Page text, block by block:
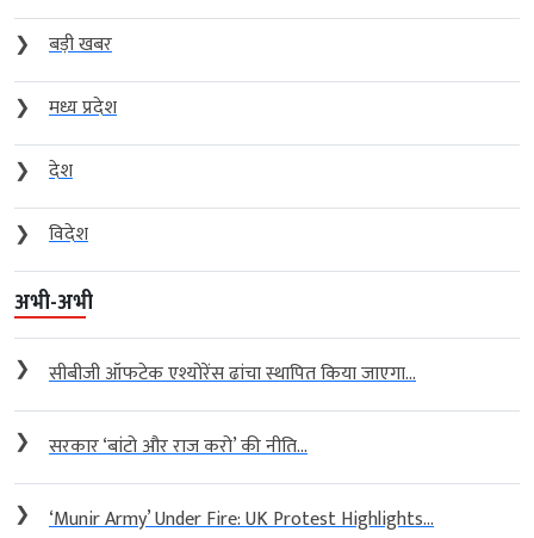
❯
बड़ी खबर
❯
मध्य प्रदेश
❯
देश
❯
विदेश
अभी-अभी
❯ सीबीजी ऑफटेक एश्योरेंस ढांचा स्थापित किया जाएगा...
❯ सरकार ‘बांटो और राज करो’ की नीति...
❯ ‘Munir Army’ Under Fire: UK Protest Highlights...